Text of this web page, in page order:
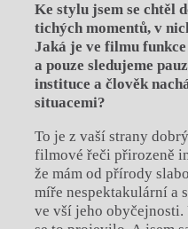
Ke stylu jsem se chtěl
tichých momentů, v
Jaká je ve filmu
a pouze sledujeme
instituce a člověk
situacemi?
To je z vaší strany
filmové řeči přirozeně
že mám od přírody
míře nespektakulární a
ve vší jeho